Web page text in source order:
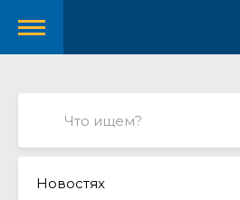
Новостях